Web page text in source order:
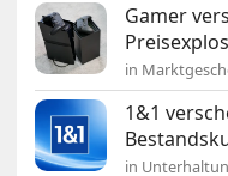
Gamer
in
1&1
in